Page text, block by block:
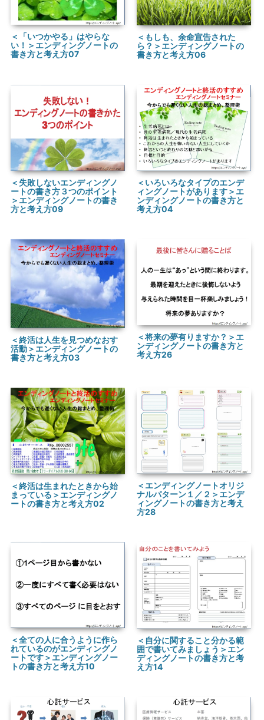
＜「いつかやる」はやらな
い！＞エンディングノートの
書き方と考え方07
＜もしも、余命宣告された
ら？＞エンディングノートの
書き方と考え方06
＜失敗しないエンディングノ
ートの書き方３つのポイント
＞エンディングノートの書き
方と考え方09
＜いろいろなタイプのエンデ
ィングノートがあります＞エ
ンディングノートの書き方と
考え方04
＜終活は人生を見つめなおす
活動＞エンディングノートの
書き方と考え方03
＜将来の夢有りますか？＞エ
ンディングノートの書き方と
考え方26
＜終活は生まれたときから始
まっている＞エンディングノ
ートの書き方と考え方02
＜エンディングノートオリジ
ナルパターン１／２＞エンデ
ィングノートの書き方と考え
方28
＜全ての人に合うように作ら
れているのがエンディングノ
ートです＞エンディングノー
トの書き方と考え方10
＜自分に関すること分かる範
囲で書いてみましょう＞エン
ディングノートの書き方と考
え方14